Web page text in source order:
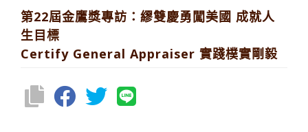
第22屆金鷹獎專訪：繆雙慶勇闖美國 成就人
生目標
Certify General Appraiser 實踐樸實剛毅